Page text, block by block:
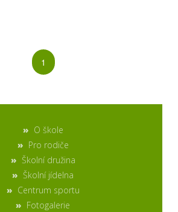
1
O škole
Pro rodiče
Školní družina
Školní jídelna
Centrum sportu
Fotogalerie